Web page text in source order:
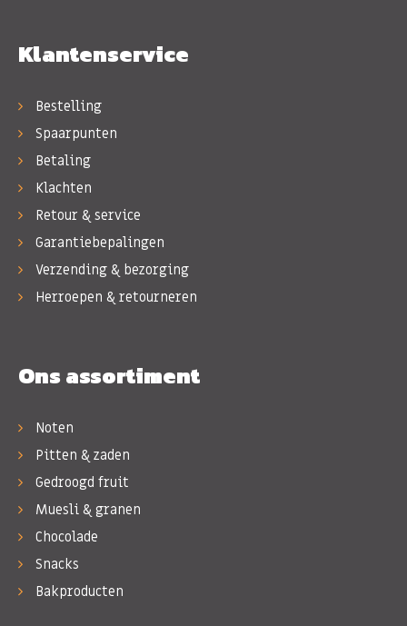
Klantenservice
Bestelling
Spaarpunten
Betaling
Klachten
Retour & service
Garantiebepalingen
Verzending & bezorging
Herroepen & retourneren
Ons assortiment
Noten
Pitten & zaden
Gedroogd fruit
Muesli & granen
Chocolade
Snacks
Bakproducten